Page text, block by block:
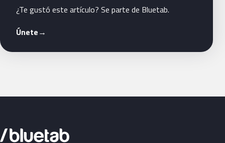
¿Te gustó este artículo? Se parte de Bluetab.
Únete→